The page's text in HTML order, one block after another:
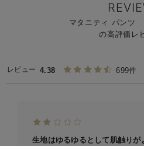
着脱しやすい設計：マタニティ パンツ
の高評価レ
レビュー 4.38 699件
生地はゆるゆるとして肌触り